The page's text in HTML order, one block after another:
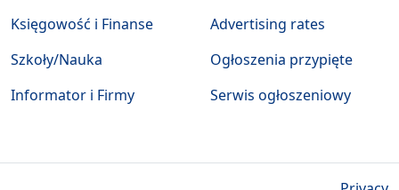
Księgowość i Finanse
Szkoły/Nauka
Informator i Firmy
Advertising rates
Ogłoszenia przypięte
Serwis ogłoszeniowy